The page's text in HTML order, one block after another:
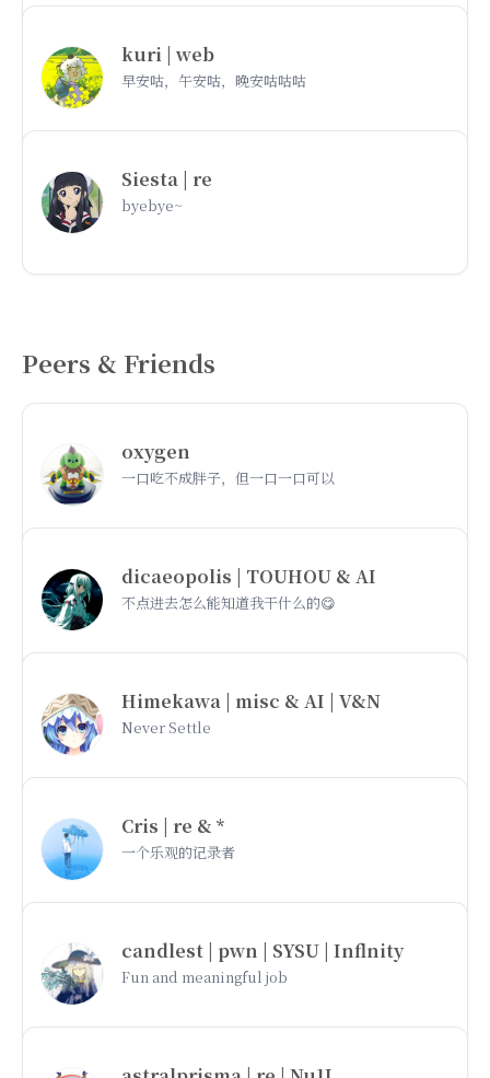
kuri | web
早安咕，午安咕，晚安咕咕咕
Siesta | re
byebye~
Peers & Friends
oxygen
一口吃不成胖子，但一口一口可以
dicaeopolis | TOUHOU & AI
不点进去怎么能知道我干什么的😋
Himekawa | misc & AI | V&N
Never Settle
Cris | re & *
一个乐观的记录者
candlest | pwn | SYSU | Inflnity
Fun and meaningful job